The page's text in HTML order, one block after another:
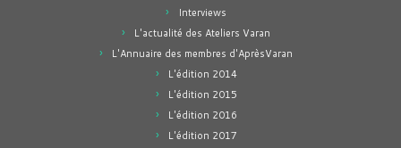
Interviews
L'actualité des Ateliers Varan
L'Annuaire des membres d'AprèsVaran
L'édition 2014
L'édition 2015
L'édition 2016
L'édition 2017